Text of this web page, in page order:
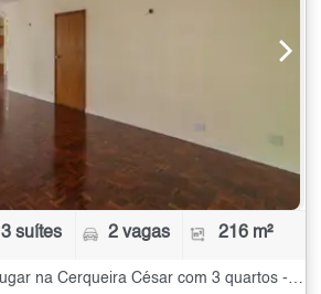
3 suítes 2 vagas 216 m²